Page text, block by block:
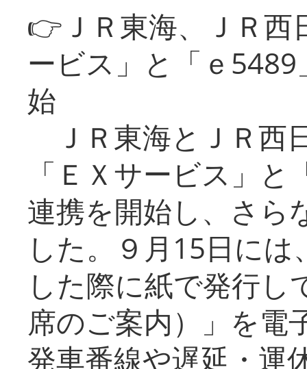
👉ＪＲ東海、ＪＲ
ービス」と「ｅ
始
ＪＲ東海とＪＲ西
「ＥＸサービス」
連携を開始し、さら
した。９月15日に
した際に紙で発行し
席のご案内）」を電
発車番線や遅延・運